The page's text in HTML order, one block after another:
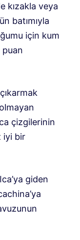
kızakla veya
batımıyla
için kum
puan
çizgilerinin
iyi bir
giden